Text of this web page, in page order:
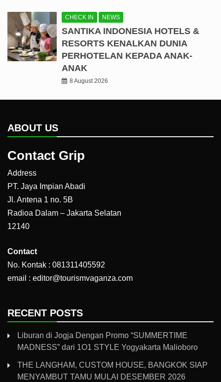
CHECK IN NEWS
SANTIKA INDONESIA HOTELS &
RESORTS KENALKAN DUNIA
PERHOTELAN KEPADA ANAK-
ANAK
8 August 2026
ABOUT US
Contact Grip
Address
PT. Jaya Impian Abadi
Jl. Antena 1 no. 5B
Radioa Dalam – Jakarta Selatan
12140
Contact
No. Kontak : 081311405592
email : editor@tourismvaganza.com
RECENT POSTS
Liburan di Jogja Dengan Promo “SUMMERTIME
MADNESS” dari 1O1 STYLE Yogyakarta Malioboro
THE LANGHAM, CUSTOM HOUSE, BANGKOK SIAP
MENYAMBUT TAMU MULAI DESEMBER 2026